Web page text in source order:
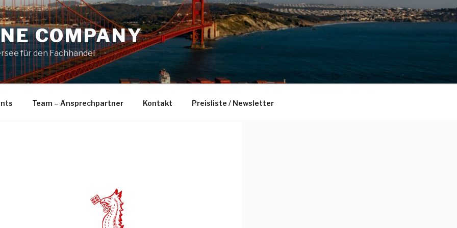
COMPANY
für den Fachhandel
Team – Ansprechpartner Kontakt Preisliste / Newsletter